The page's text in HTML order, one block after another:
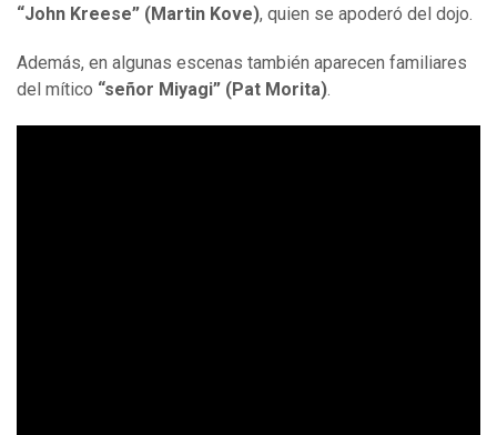
“John Kreese” (Martin Kove), quien se apoderó del dojo.
Además, en algunas escenas también aparecen familiares
del mítico “señor Miyagi” (Pat Morita).